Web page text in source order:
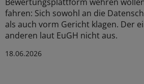
Bewertungsplattform wehren
fahren: Sich sowohl an die
als auch vorm Gericht klagen. Der
anderen laut EuGH nicht aus.
18.06.2026